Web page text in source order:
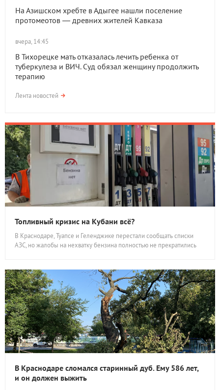
На Азишском хребте в Адыгее нашли поселение
протомеотов — древних жителей Кавказа
вчера, 14:45
В Тихорецке мать отказалась лечить ребенка от
туберкулеза и ВИЧ. Суд обязал женщину продолжить
терапию
Лента новостей
Топливный кризис на Кубани всё?
В Краснодаре, Туапсе и Геленджике перестали сообщать списки
АЗС, но жалобы на нехватку бензина полностью не прекратились
В Краснодаре сломался старинный дуб. Ему 586 лет,
и он должен выжить